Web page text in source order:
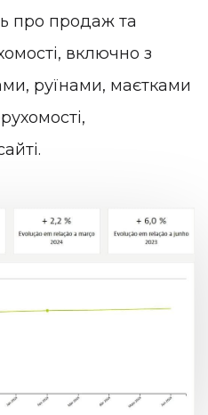
про продаж та
включно з
руїнами, маєтками